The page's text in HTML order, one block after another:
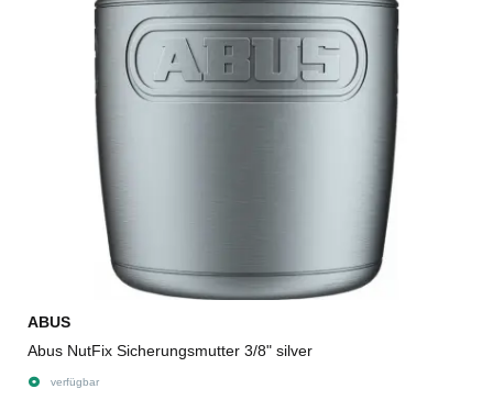
ABUS
Abus NutFix Sicherungsmutter 3/8" silver
verfügbar